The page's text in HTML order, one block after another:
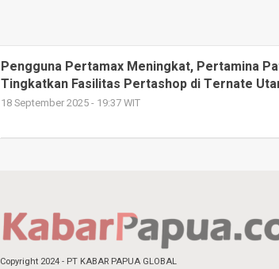
Pengguna Pertamax Meningkat, Pertamina
Tingkatkan Fasilitas Pertashop di Ternate
18 September 2025 - 19:37 WIT
Copyright 2024 - PT KABAR PAPUA GLOBAL